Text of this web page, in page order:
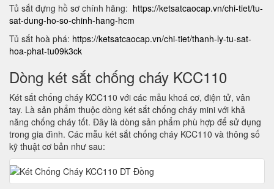
Tủ sắt đựng hồ sơ chính hãng: https://ketsatcaocap.vn/chi-tiet/tu-
sat-dung-ho-so-chinh-hang-hcm
Tủ sắt hoà phá: https://ketsatcaocap.vn/chi-tiet/thanh-ly-tu-sat-
hoa-phat-tu09k3ck
Dòng két sắt chống cháy KCC110
Két sắt chống cháy KCC110 với các mẫu khoá cơ, điện tử, vân
tay. Là sản phẩm thuộc dòng két sắt chống cháy mini với khả
năng chống cháy tốt. Đây là dòng sản phẩm phù hợp để sử dụng
trong gia đình. Các mẫu két sắt chống cháy KCC110 và thông số
kỹ thuật cơ bản như sau: